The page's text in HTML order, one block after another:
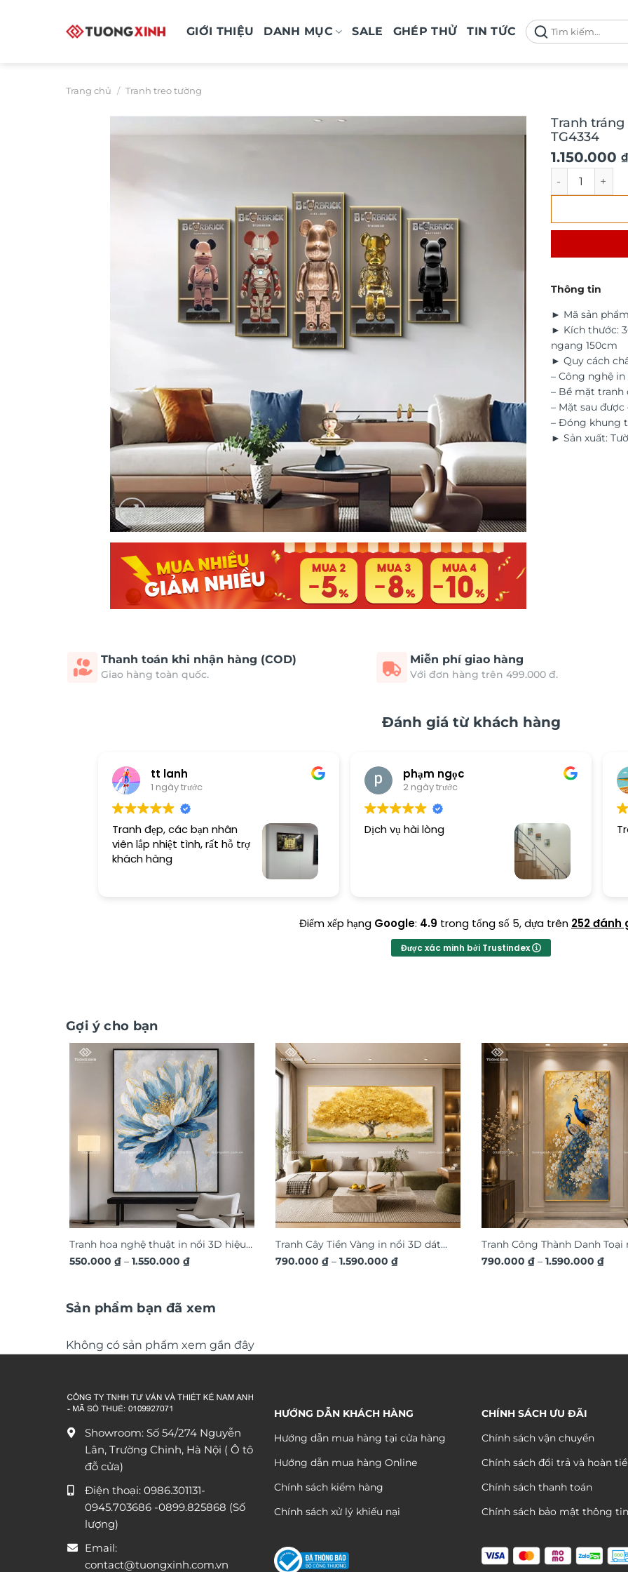
GIỚI THIỆU DANH MỤC SALE GHÉP THỬ TIN TỨC
Tìm
kiếm:
Trang chủ / Tranh treo tường
Tranh
TG4334
1.150.000 ₫
Tranh tráng
Thông tin
► Mã sản
► Kích thước:
ngang 150cm
► Quy cách
– Công nghệ
– Bề mặt tranh
– Mặt sau
– Đóng khung
► Sản xuất:
Thanh toán khi nhận hàng (COD)
Giao hàng toàn quốc.
Miễn phí giao hàng
Với đơn hàng trên 499.000 đ.
Đánh giá từ khách hàng
tt lanh
1 ngày trước
Tranh đẹp, các bạn nhân
viên lắp nhiệt tình, rất hỗ trợ
khách hàng
phạm ngọc
2 ngày trước
Dịch vụ hài lòng
Điểm xếp hạng Google: 4.9 trong tổng số 5,dựa trên 252 đánh
Được xác minh bởi Trustindex
Gợi ý cho bạn
Tranh hoa nghệ thuật in nổi 3D hiệu
ứng dát vàng sang trọng TM011
550.000₫ – 1.550.000₫Khoảng
1.550.000 ₫
Tranh Cây Tiền Vàng in nổi 3D dát
vàng ánh kim sang trọng TM04
790.000₫ – 1.590.000₫Khoảng
Tranh Công Thành Danh Toại
hiệu ứng dát vàng sang trọng
790.000 ₫ – 1.590.000 ₫
Sản phẩm bạn đã xem
Không có sản phẩm xem gần đây
Showroom: Số 54/274 Nguyễn
Lân, Trường Chinh, Hà Nội ( Ô tô
đỗ cửa)
Điện thoại: 0986.301131-
0945.703686 -0899.825868 (Số
lượng)
Email:
contact@tuongxinh.com.vn
HƯỚNG DẪN KHÁCH HÀNG
Hướng dẫn mua hàng tại cửa hàng
Hướng dẫn mua hàng Online
Chính sách kiểm hàng
Chính sách xử lý khiếu nại
CHÍNH SÁCH ƯU ĐÃI
Chính sách vận chuyển
Chính sách đổi trả và hoàn
Chính sách thanh toán
Chính sách bảo mật thông tin